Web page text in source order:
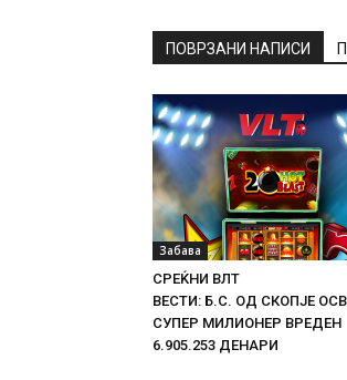
ПОВРЗАНИ НАПИСИ
Забава
СРЕЌНИ ВЛТ
ВЕСТИ: Б.С. ОД СКОПЈЕ
СУПЕР МИЛИОНЕР ВРЕДЕН
6.905.253 ДЕНАРИ